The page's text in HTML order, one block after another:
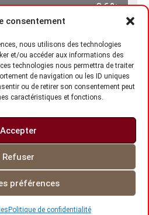
consentement
nous utilisons des technologies
et/ou accéder aux informations des
technologies nous permettra de traiter
de navigation ou les ID uniques
ou de retirer son consentement peut
caractéristiques et fonctions.
Accepter
Refuser
préférences
Politique de confidentialité
96%
543-0770
SUIVEZ-NOUS
parConcept Signature